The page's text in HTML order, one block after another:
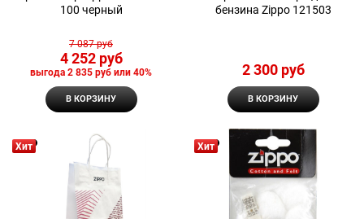
100 черный
7 087 руб
4 252 руб
выгода 2 835 руб или 40%
В КОРЗИНУ
бензина Zippo 121503
2 300 руб
В КОРЗИНУ
Хит Хит